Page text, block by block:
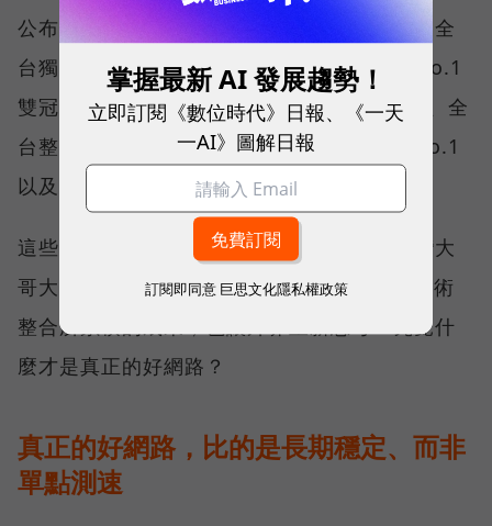
公布的台灣行動網路體驗報告中，更一舉斬獲全
台獨有的「可靠性體驗」與「品質一致性」No.1
雙冠王，同時，包辦全台整體影音體驗 No.1、全
台整體語音體驗 No.1、全台 5G 語音體驗 No.1
以及全台網路在線率 No.1 多項榮譽。
這些獎項反映的不只是網路順暢，更代表台灣大
哥大長期投入頻譜布局、基地台建設與 5G 技術
整合所累積的成果，也讓外界重新思考：究竟什
麼才是真正的好網路？
真正的好網路，比的是長期穩定、而非
單點測速
掌握最新 AI 發展趨勢！
立即訂閱《數位時代》日報、《一天
一AI》圖解日報
訂閱即同意 巨思文化隱私權政策